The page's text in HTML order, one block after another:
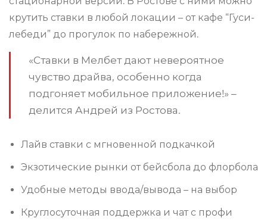
крутить ставки в любой локации – от кафе “Гуси-
лебеди” до прогулок по набережной.
«Ставки в Мелбет дают невероятное
чувство драйва, особенно когда
подгоняет мобильное приложение!» –
делится Андрей из Ростова.
Лайв ставки с мгновенной подкачкой
Экзотические рынки от бейсбола до флорбола
Удобные методы ввода/вывода – на выбор
Круглосуточная поддержка и чат с профи